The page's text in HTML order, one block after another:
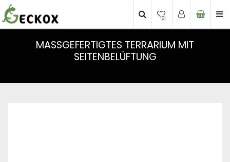
0
MASSGEFERTIGTES TERRARIUM MIT S
EITENBELÜFTUNG